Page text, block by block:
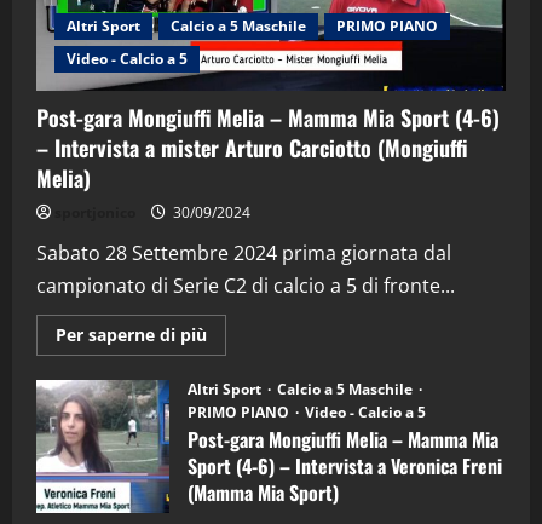
Altri Sport Calcio a 5 Maschile
PRIMO PIANO
Video - Calcio a 5
Post-gara Mongiuffi Melia – Mamma Mia Sport (4-6)
– Intervista a mister Arturo Carciotto (Mongiuffi
Melia)
30/09/2024
Sabato 28 Settembre 2024 prima giornata dal
campionato di Serie C2 di calcio a 5 di fronte...
Per saperne di più
informazioni
Post-
gara
Mongiuffi
Melia
–
Mamma
Mia
Sport
Altri Sport
Calcio a 5 Maschile
PRIMO PIANO
Video - Calcio a 5
Post-gara Mongiuffi Melia – Mamma Mia
Sport (4-6) – Intervista a Veronica Freni
(Mamma Mia Sport)
2
“SportEmpire” in Podcast: 29^ Puntata
(Martedi 28 Aprile 2026)
28/04/2026
3
"SportEmpire" in Podcast
“SportEmpire” in Podcast: 28^ Puntata
(Martedi 21 Aprile 2026)
21/04/2026